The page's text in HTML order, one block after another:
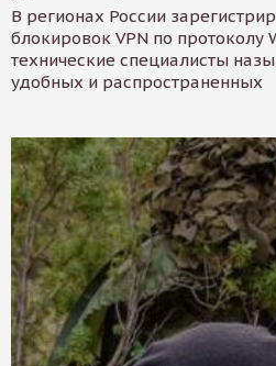
В регионах России
блокировок VPN по протоколу
технические специалисты
удобных и распространенных